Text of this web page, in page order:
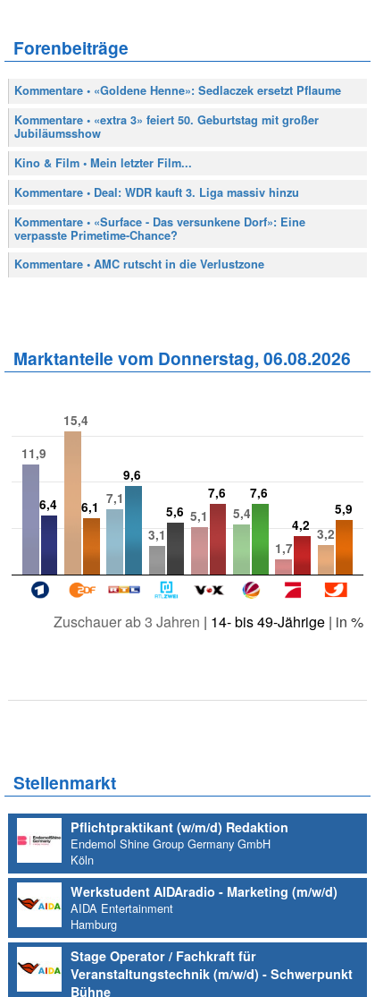
Forenbeiträge
Kommentare • «Goldene Henne»: Sedlaczek ersetzt Pflaume
Kommentare • «extra 3» feiert 50. Geburtstag mit großer
Jubiläumsshow
Kino & Film • Mein letzter Film...
Kommentare • Deal: WDR kauft 3. Liga massiv hinzu
Kommentare • «Surface - Das versunkene Dorf»: Eine
verpasste Primetime-Chance?
Kommentare • AMC rutscht in die Verlustzone
Marktanteile vom Donnerstag, 06.08.2026
11,9
15,4
7,1
3,1
5,1 5,4
1,7
3,2
6,4 6,1
9,6
5,6
7,6
7,6
4,2
5,9
Zuschauer ab 3 Jahren | 14- bis 49-Jährige| in %
Stellenmarkt
Pflichtpraktikant (w/m/d) Redaktion
Endemol Shine Group Germany GmbH
Köln
Werkstudent AIDAradio - Marketing (m/w/d)
AIDA Entertainment
Hamburg
Stage Operator / Fachkraft für
Veranstaltungstechnik (m/w/d) - Schwerpunkt
Bühne